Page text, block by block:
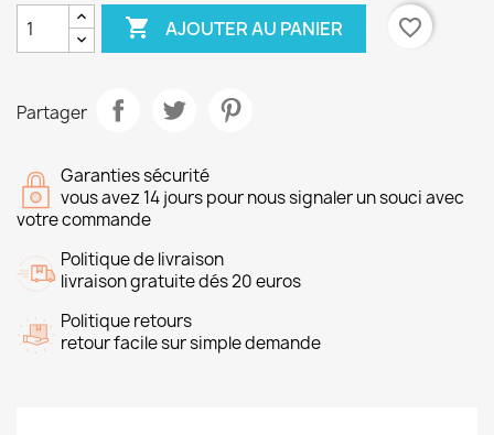
 AJOUTER AU PANIER favorite_border
Partager
Garanties sécurité
vous avez 14 jours pour nous signaler un souci avec
votre commande
Politique de livraison
livraison gratuite dés 20 euros
Politique retours
retour facile sur simple demande